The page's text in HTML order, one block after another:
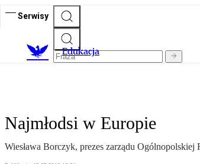
Serwisy
Edukacja
Najmłodsi w Europie
Wiesława Borczyk, prezes zarządu